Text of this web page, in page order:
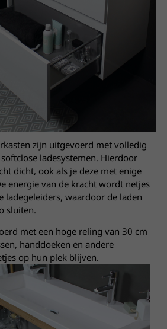
zijn uitgevoerd met volledig
ladesystemen. Hierdoor
dicht, ook als je deze met enige
energie van de kracht wordt netjes
ladegeleiders, waardoor de laden
sluiten.
met een hoge reling van 30 cm
handdoeken en andere
op hun plek blijven.